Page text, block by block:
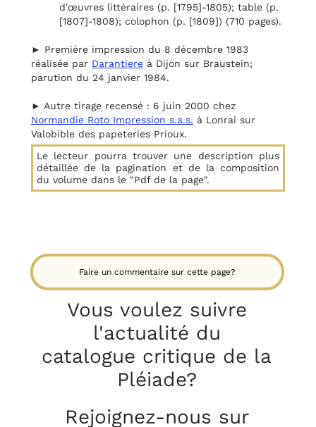
d'œuvres littéraires (p. [1795]-1805); table (p.
[1807]-1808); colophon (p. [1809]) (710 pages).
► Première impression du 8 décembre 1983
réalisée par Darantiere à Dijon sur Braustein;
parution du 24 janvier 1984.
► Autre tirage recensé : 6 juin 2000 chez
Normandie Roto Impression s.a.s. à Lonrai sur
Valobible des papeteries Prioux.
Le lecteur pourra trouver une description plus
détaillée de la pagination et de la composition
du volume dans le "Pdf de la page".
Faire un commentaire sur cette page?
Vous voulez suivre
l'actualité du
catalogue critique de la
Pléiade?
Rejoignez-nous sur